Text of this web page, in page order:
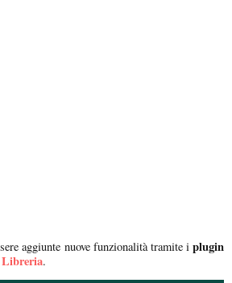
aggiunte nuove funzionalità tramite iplugin
Libreria.